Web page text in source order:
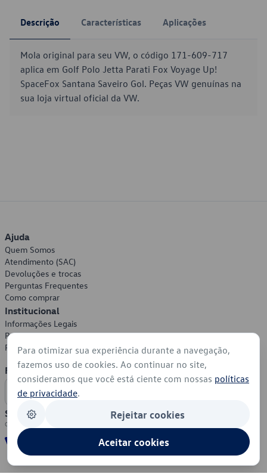
Descrição Características Aplicações
Mola original para seu VW, o código 171-609-717
aplica em Golf Polo Jetta Parati Fox Voyage Up!
SpaceFox Santana Saveiro Gol. Peças VW genuínas na
sua loja virtual oficial da VW.
Ajuda
Quem Somos
Atendimento (SAC)
Devoluções e trocas
Perguntas Frequentes
Como comprar
Institucional
Informações Legais
Política de Privacidade
Política de Cookies
Formas de Pagamento
Segurança
Para otimizar sua experiência durante a navegação,
fazemos uso de cookies. Ao continuar no site,
consideramos que você está ciente com nossas políticas
de privacidade.
Rejeitar cookies
Aceitar cookies